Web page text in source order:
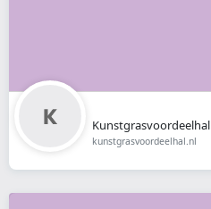
Kunstgrasvoordeelhal
kunstgrasvoordeelhal.nl